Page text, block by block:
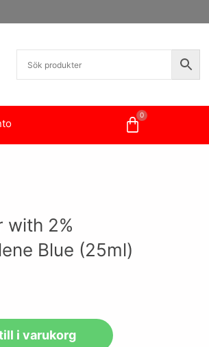
0
Varukorg
with 2%
Blue (25ml)
i varukorg